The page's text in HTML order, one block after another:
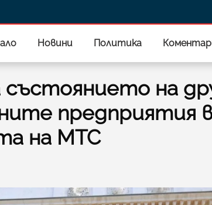
Новини Политика
състоянието на
предприятия
на МТС